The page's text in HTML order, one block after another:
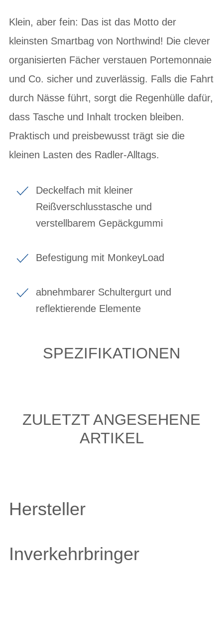
Klein, aber fein: Das ist das Motto der
kleinsten Smartbag von Northwind! Die clever
organisierten Fächer verstauen Portemonnaie
und Co. sicher und zuverlässig. Falls die Fahrt
durch Nässe führt, sorgt die Regenhülle dafür,
dass Tasche und Inhalt trocken bleiben.
Praktisch und preisbewusst trägt sie die
kleinen Lasten des Radler-Alltags.
Deckelfach mit kleiner
Reißverschlusstasche und
verstellbarem Gepäckgummi
Befestigung mit MonkeyLoad
abnehmbarer Schultergurt und
reflektierende Elemente
SPEZIFIKATIONEN
ZULETZT ANGESEHENE
ARTIKEL
Hersteller
Inverkehrbringer